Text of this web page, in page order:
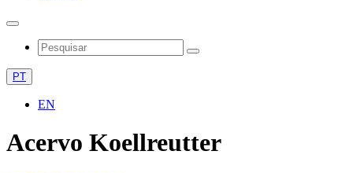
PT
EN
Acervo Koellreutter